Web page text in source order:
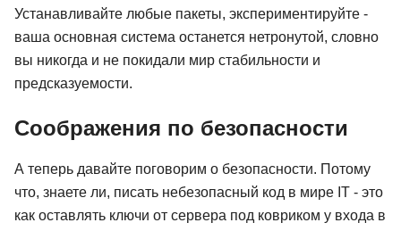
Устанавливайте любые пакеты, экспериментируйте -
ваша основная система останется нетронутой, словно
вы никогда и не покидали мир стабильности и
предсказуемости.
Соображения по безопасности
А теперь давайте поговорим о безопасности. Потому
что, знаете ли, писать небезопасный код в мире IT - это
как оставлять ключи от сервера под ковриком у входа в